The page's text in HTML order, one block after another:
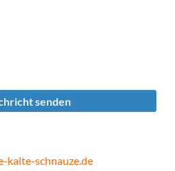
senden
kalte-schnauze.de